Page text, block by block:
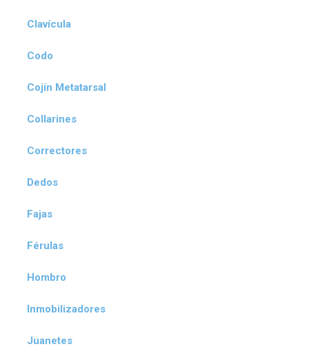
Clavícula
Codo
Cojín Metatarsal
Collarines
Correctores
Dedos
Fajas
Férulas
Hombro
Inmobilizadores
Juanetes